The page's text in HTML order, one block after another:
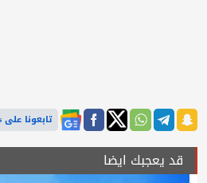
تابعونا على Google News
قد يعجبك ايضا